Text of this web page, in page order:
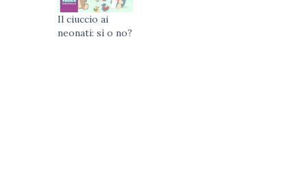
Il ciuccio ai
neonati: sì o no?